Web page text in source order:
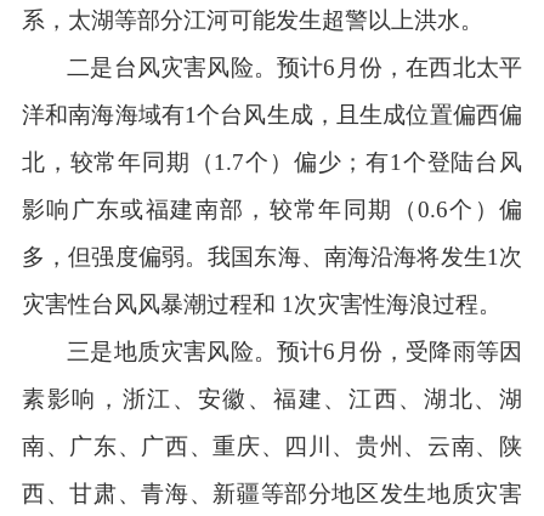
系，太湖等部分江河可能发生超警以上洪水。
二是台风灾害风险。预计6月份，在西北太平
洋和南海海域有1个台风生成，且生成位置偏西偏
北，较常年同期（1.7个）偏少；有1个登陆台风
影响广东或福建南部，较常年同期（0.6个）偏
多，但强度偏弱。我国东海、南海沿海将发生1次
灾害性台风风暴潮过程和 1次灾害性海浪过程。
三是地质灾害风险。预计6月份，受降雨等因
素影响，浙江、安徽、福建、江西、湖北、湖
南、广东、广西、重庆、四川、贵州、云南、陕
西、甘肃、青海、新疆等部分地区发生地质灾害